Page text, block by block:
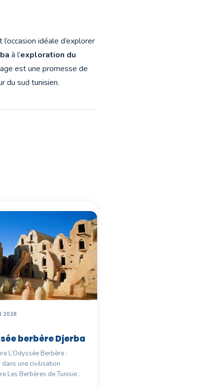
idéale d’explorer
à l’exploration du
est une promesse de
du sud tunisien.
2026
berbère Djerba
L’Odyssée Berbère :
une civilisation
Les Berbères de Tunisie :